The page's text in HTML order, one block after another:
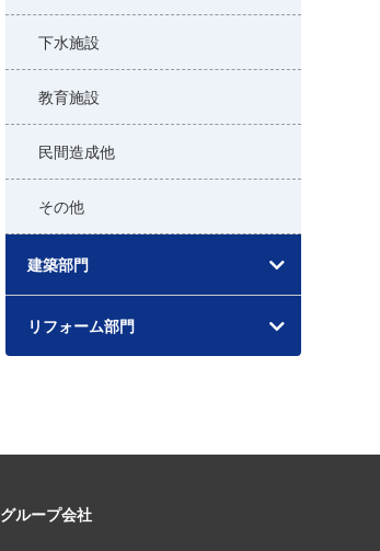
下水施設
教育施設
民間造成他
その他
建築部門
リフォーム部門
グループ会社